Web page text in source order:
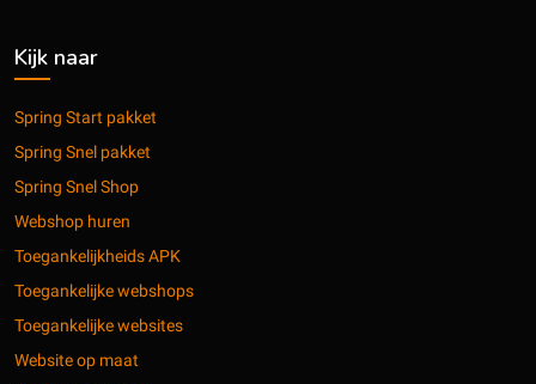
Kijk naar
Spring Start pakket
Spring Snel pakket
Spring Snel Shop
Webshop huren
Toegankelijkheids APK
Toegankelijke webshops
Toegankelijke websites
Website op maat